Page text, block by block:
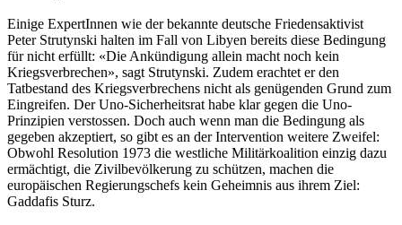
Einige ExpertInnen wie der bekannte deutsche Friedensaktivist
Peter Strutynski halten im Fall von Libyen bereits diese Bedingung
für nicht erfüllt: «Die Ankündigung allein macht noch kein
Kriegsverbrechen», sagt Strutynski. Zudem erachtet er den
Tatbestand des Kriegsverbrechens nicht als genügenden Grund zum
Eingreifen. Der Uno-Sicherheitsrat habe klar gegen die Uno-
Prinzipien verstossen. Doch auch wenn man die Bedingung als
gegeben akzeptiert, so gibt es an der Intervention weitere Zweifel:
Obwohl Resolution 1973 die westliche Militärkoalition einzig dazu
ermächtigt, die Zivilbevölkerung zu schützen, machen die
europäischen Regierungschefs kein Geheimnis aus ihrem Ziel:
Gaddafis Sturz.